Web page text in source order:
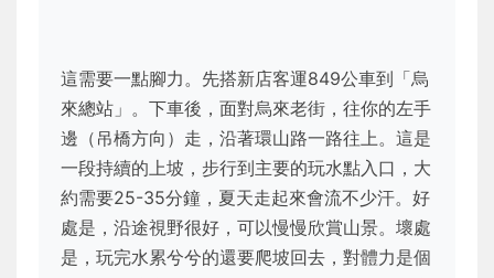
這需要一點腳力。先搭新店客運849公車到「烏
來總站」。下車後，面對烏來老街，往你的左手
邊（吊橋方向）走，沿著環山路一路往上。這是
一段持續的上坡，步行到主要的玩水點入口，大
約需要25-35分鐘，夏天走起來會流不少汗。好
處是，沿途視野很好，可以慢慢欣賞山景。壞處
是，玩完水累兮兮的還要爬坡回去，對體力是個